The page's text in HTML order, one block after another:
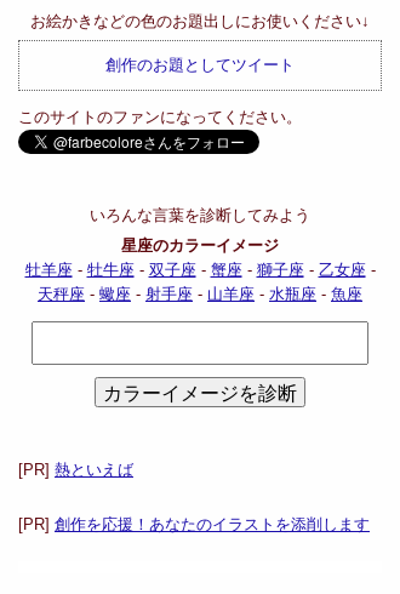
お絵かきなどの色のお題出しにお使いください↓
創作のお題としてツイート
このサイトのファンになってください。
いろんな言葉を診断してみよう
星座のカラーイメージ
牡羊座- 牡牛座- 双子座- 蟹座- 獅子座- 乙女座-
天秤座 - 蠍座 - 射手座 - 山羊座 - 水瓶座 - 魚座
[PR] 熱といえば
[PR] 創作を応援！あなたのイラストを添削します